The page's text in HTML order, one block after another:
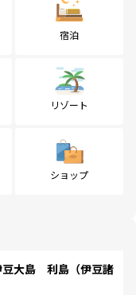
宿泊
リゾート
ショップ
大島 利島（伊豆諸